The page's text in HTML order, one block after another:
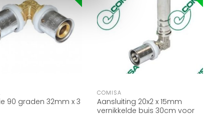
90 graden 32mm x 3
COMISA
Aansluiting 20x2 x 15mm
vernikkelde buis 30cm voor